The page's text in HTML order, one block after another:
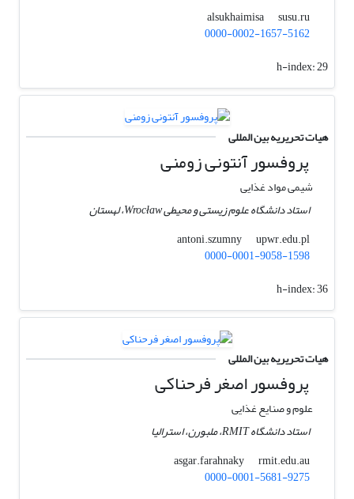
alsukhaimisa
susu.ru
0000-0002-1657-5162
h-index:29
هیات تحریریه بین المللی
پروفسور آنتونی زومنی
شیمی مواد غذایی
استاد دانشگاه علوم زیستی و محیطی Wrocław، لهستان
antoni.szumny
upwr.edu.pl
0000-0001-9058-1598
h-index:36
هیات تحریریه بین المللی
پروفسور اصغر فرحناکی
علوم و صنایع غذایی
استاد دانشگاه RMIT، ملبورن، استرالیا
asgar.farahnaky
rmit.edu.au
0000-0001-5681-9275